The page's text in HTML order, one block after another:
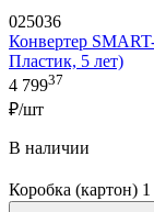
025036
Конвертер
Пластик, 5 лет)
4 79937
₽/шт
В наличии
Коробка (картон)